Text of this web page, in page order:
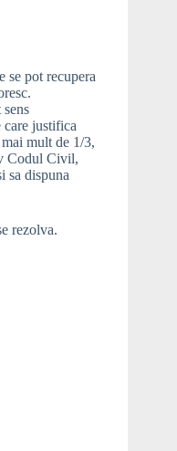
se pot recupera
sens
justifica
mult de 1/3,
Codul Civil,
sa dispuna
rezolva.